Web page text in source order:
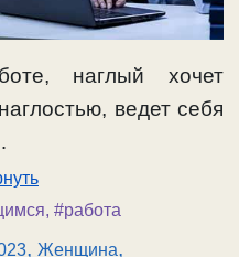
наглый хочет
ведет себя
, #работа
,Женщина,